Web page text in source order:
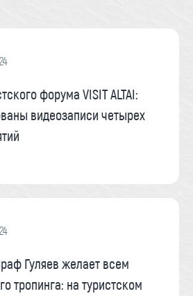
форума VISIT ALTAI:
видеозаписи четырех
Гуляев желает всем
тропинга: на туристском